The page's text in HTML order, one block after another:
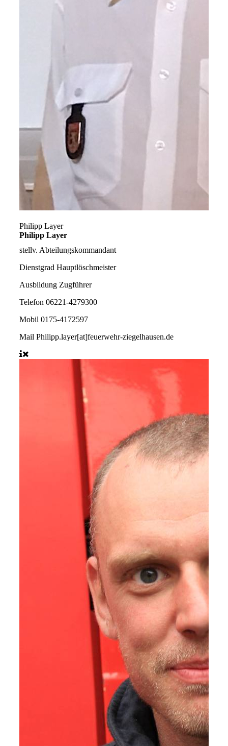
Philipp Layer
Philipp Layer
stellv. Abteilungskommandant
Dienstgrad Hauptlöschmeister
Ausbildung Zugführer
Telefon 06221-4279300
Mobil 0175-4172597
Mail Philipp.layer[at]feuerwehr-ziegelhausen.de